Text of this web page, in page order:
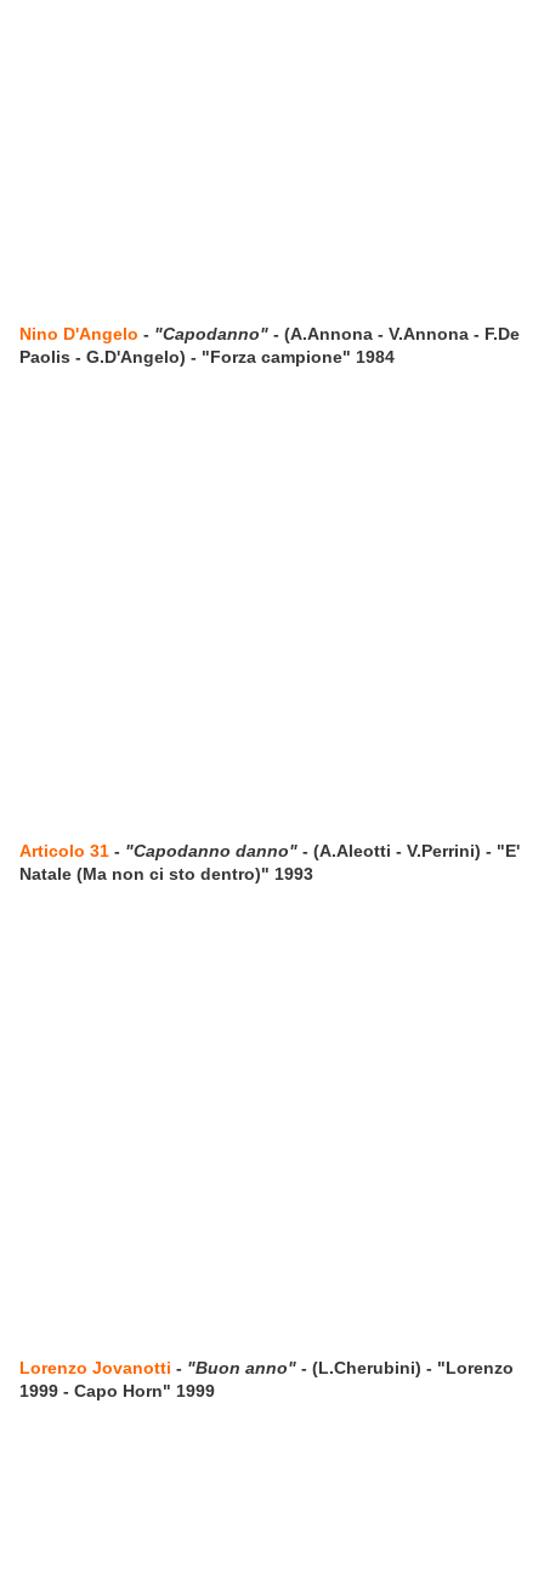
Nino D'Angelo - "Capodanno" - (A.Annona - V.Annona - F.De
Paolis - G.D'Angelo) - "Forza campione" 1984
Articolo 31 - "Capodanno danno" - (A.Aleotti - V.Perrini) - "E'
Natale (Ma non ci sto dentro)" 1993
Lorenzo Jovanotti - "Buon anno" - (L.Cherubini) - "Lorenzo
1999 - Capo Horn" 1999